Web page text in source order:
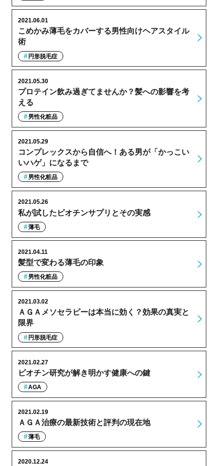
こめかみ薄毛をカバーする男性向けヘアスタイル
術
2021.06.01
円形脱毛症
プロテイン飲み過ぎてませんか？髪への影響を考
える
2021.05.30
男性化粧品
コンプレックスから自信へ！ある男が「かっこい
いハゲ」になるまで
2021.05.29
男性化粧品
私が試したビオチンサプリとその実感
2021.05.26
薄毛
髪型で変わる薄毛の印象
2021.04.11
男性化粧品
ＡＧＡメソセラピーは本当に効く？効果の真実と
限界
2021.03.02
円形脱毛症
ビオチン研究が解き明かす健康への鍵
2021.02.27
AGA
ＡＧＡ治療の最新技術と評判の現在地
2021.02.19
薄毛
2020.12.24